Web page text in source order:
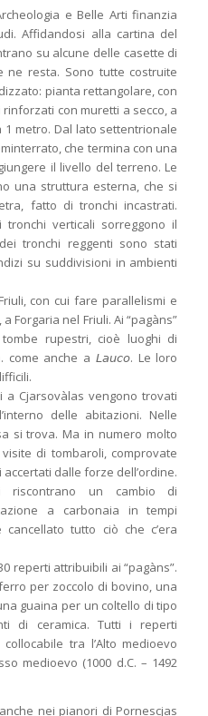
e Belle Arti finanzia
Affidandosi alla cartina del
su alcune delle casette di
ne resta. Sono tutte costruite
pianta rettangolare, con
con muretti a secco, a
metro. Dal lato settentrionale
che termina con una
il livello del terreno. Le
una struttura esterna, che si
fatto di tronchi incastrati.
tronchi verticali sorreggono il
tronchi reggenti sono stati
su suddivisioni in ambienti
con cui fare parallelismi e
Forgaria nel Friuli. Ai “pagàns”
rupestri, cioè luoghi di
come anche a 𝘓𝘢𝘶𝘤𝘰. Le loro
a Cjarsovàlas vengono trovati
delle abitazioni. Nelle
si trova. Ma in numero molto
di tombaroli, comprovate
dalle forze dell’ordine.
riscontrano un cambio di
a carbonaia in tempi
tutto ciò che c’era
reperti attribuibili ai “pagàns”.
per zoccolo di bovino, una
guaina per un coltello di tipo
di ceramica. Tutti i reperti
tra l’Alto medioevo
medioevo (1000 d.C. – 1492
nei pianori di Pornescjas